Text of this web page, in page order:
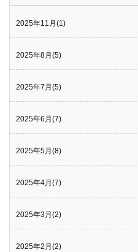
2025年11月(1)
2025年8月(5)
2025年7月(5)
2025年6月(7)
2025年5月(8)
2025年4月(7)
2025年3月(2)
2025年2月(2)